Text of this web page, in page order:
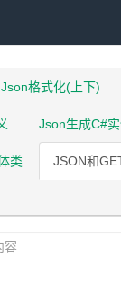
Json格式化(上下)
Json生成C#
类 JSON和